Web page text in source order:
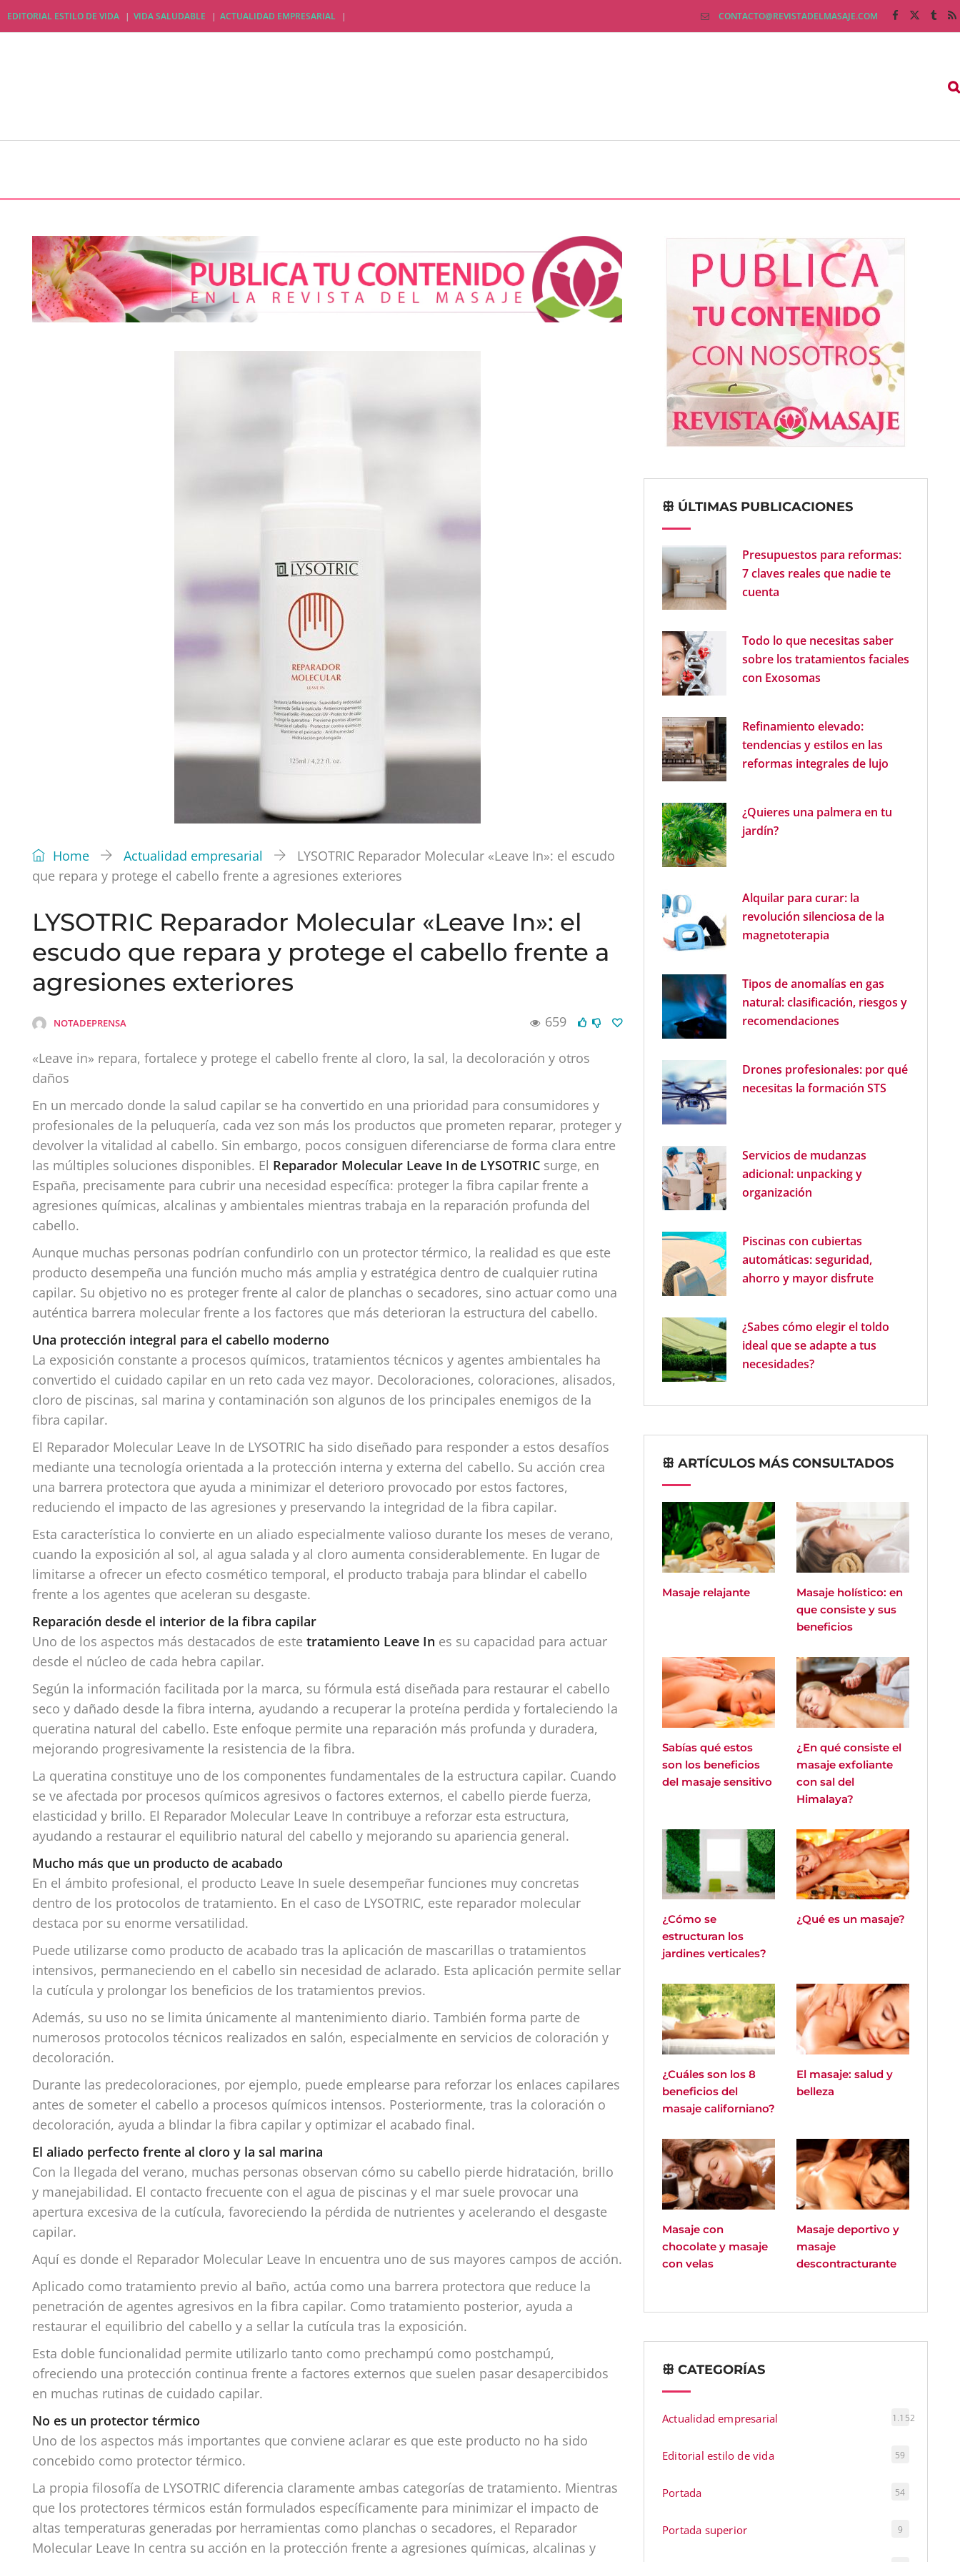
EDITORIAL ESTILO DE VIDA VIDA SALUDABLE ACTUALIDAD EMPRESARIAL CONTACTO@REVISTADELMASAJE.COM
Home Actualidad empresarial
LYSOTRIC Reparador Molecular «Leave In»: el escudo
que repara y protege el cabello frente a agresiones exteriores
LYSOTRIC Reparador Molecular «Leave In»: el
escudo que repara y protege el cabello frente a
agresiones exteriores
NOTADEPRENSA 659
«Leave in» repara, fortalece y protege el cabello frente al cloro, la sal, la decoloración y otros
daños
En un mercado donde la salud capilar se ha convertido en una prioridad para consumidores y
profesionales de la peluquería, cada vez son más los productos que prometen reparar, proteger y
devolver la vitalidad al cabello. Sin embargo, pocos consiguen diferenciarse de forma clara entre
las múltiples soluciones disponibles. El Reparador Molecular Leave In de LYSOTRIC surge, en
España, precisamente para cubrir una necesidad específica: proteger la fibra capilar frente a
agresiones químicas, alcalinas y ambientales mientras trabaja en la reparación profunda del
cabello.
Aunque muchas personas podrían confundirlo con un protector térmico, la realidad es que este
producto desempeña una función mucho más amplia y estratégica dentro de cualquier rutina
capilar. Su objetivo no es proteger frente al calor de planchas o secadores, sino actuar como una
auténtica barrera molecular frente a los factores que más deterioran la estructura del cabello.
Una protección integral para el cabello moderno
La exposición constante a procesos químicos, tratamientos técnicos y agentes ambientales ha
convertido el cuidado capilar en un reto cada vez mayor. Decoloraciones, coloraciones, alisados,
cloro de piscinas, sal marina y contaminación son algunos de los principales enemigos de la
fibra capilar.
El Reparador Molecular Leave In de LYSOTRIC ha sido diseñado para responder a estos desafíos
mediante una tecnología orientada a la protección interna y externa del cabello. Su acción crea
una barrera protectora que ayuda a minimizar el deterioro provocado por estos factores,
reduciendo el impacto de las agresiones y preservando la integridad de la fibra capilar.
Esta característica lo convierte en un aliado especialmente valioso durante los meses de verano,
cuando la exposición al sol, al agua salada y al cloro aumenta considerablemente. En lugar de
limitarse a ofrecer un efecto cosmético temporal, el producto trabaja para blindar el cabello
frente a los agentes que aceleran su desgaste.
Reparación desde el interior de la fibra capilar
Uno de los aspectos más destacados de este tratamiento Leave In es su capacidad para actuar
desde el núcleo de cada hebra capilar.
Según la información facilitada por la marca, su fórmula está diseñada para restaurar el cabello
seco y dañado desde la fibra interna, ayudando a recuperar la proteína perdida y fortaleciendo la
queratina natural del cabello. Este enfoque permite una reparación más profunda y duradera,
mejorando progresivamente la resistencia de la fibra.
La queratina constituye uno de los componentes fundamentales de la estructura capilar. Cuando
se ve afectada por procesos químicos agresivos o factores externos, el cabello pierde fuerza,
elasticidad y brillo. El Reparador Molecular Leave In contribuye a reforzar esta estructura,
ayudando a restaurar el equilibrio natural del cabello y mejorando su apariencia general.
Mucho más que un producto de acabado
En el ámbito profesional, el producto Leave In suele desempeñar funciones muy concretas
dentro de los protocolos de tratamiento. En el caso de LYSOTRIC, este reparador molecular
destaca por su enorme versatilidad.
Puede utilizarse como producto de acabado tras la aplicación de mascarillas o tratamientos
intensivos, permaneciendo en el cabello sin necesidad de aclarado. Esta aplicación permite sellar
la cutícula y prolongar los beneficios de los tratamientos previos.
Además, su uso no se limita únicamente al mantenimiento diario. También forma parte de
numerosos protocolos técnicos realizados en salón, especialmente en servicios de coloración y
decoloración.
Durante las predecoloraciones, por ejemplo, puede emplearse para reforzar los enlaces capilares
antes de someter el cabello a procesos químicos intensos. Posteriormente, tras la coloración o
decoloración, ayuda a blindar la fibra capilar y optimizar el acabado final.
El aliado perfecto frente al cloro y la sal marina
Con la llegada del verano, muchas personas observan cómo su cabello pierde hidratación, brillo
y manejabilidad. El contacto frecuente con el agua de piscinas y el mar suele provocar una
apertura excesiva de la cutícula, favoreciendo la pérdida de nutrientes y acelerando el desgaste
capilar.
Aquí es donde el Reparador Molecular Leave In encuentra uno de sus mayores campos de acción.
Aplicado como tratamiento previo al baño, actúa como una barrera protectora que reduce la
penetración de agentes agresivos en la fibra capilar. Como tratamiento posterior, ayuda a
restaurar el equilibrio del cabello y a sellar la cutícula tras la exposición.
Esta doble funcionalidad permite utilizarlo tanto como prechampú como postchampú,
ofreciendo una protección continua frente a factores externos que suelen pasar desapercibidos
en muchas rutinas de cuidado capilar.
No es un protector térmico
Uno de los aspectos más importantes que conviene aclarar es que este producto no ha sido
concebido como protector térmico.
La propia filosofía de LYSOTRIC diferencia claramente ambas categorías de tratamiento. Mientras
que los protectores térmicos están formulados específicamente para minimizar el impacto de
altas temperaturas generadas por herramientas como planchas o secadores, el Reparador
Molecular Leave In centra su acción en la protección frente a agresiones químicas, alcalinas y
ꕥ ÚLTIMAS PUBLICACIONES
Presupuestos para reformas:
7 claves reales que nadie te
cuenta
Todo lo que necesitas saber
sobre los tratamientos faciales
con Exosomas
Refinamiento elevado:
tendencias y estilos en las
reformas integrales de lujo
¿Quieres una palmera en tu
jardín?
Alquilar para curar: la
revolución silenciosa de la
magnetoterapia
Tipos de anomalías en gas
natural: clasificación, riesgos y
recomendaciones
Drones profesionales: por qué
necesitas la formación STS
Servicios de mudanzas
adicional: unpacking y
organización
Piscinas con cubiertas
automáticas: seguridad,
ahorro y mayor disfrute
¿Sabes cómo elegir el toldo
ideal que se adapte a tus
necesidades?
ꕥ ARTÍCULOS MÁS CONSULTADOS
Masaje relajante
Masaje holístico: en
que consiste y sus
beneficios
Sabías qué estos
son los beneficios
del masaje sensitivo
¿En qué consiste el
masaje exfoliante
con sal del
Himalaya?
¿Cómo se
estructuran los
jardines verticales?
¿Qué es un masaje?
¿Cuáles son los 8
beneficios del
masaje californiano?
El masaje: salud y
belleza
Masaje con
chocolate y masaje
con velas
Masaje deportivo y
masaje
descontracturante
ꕥ CATEGORÍAS
Actualidad empresarial 1.152
Editorial estilo de vida 59
Portada 54
Portada superior 9